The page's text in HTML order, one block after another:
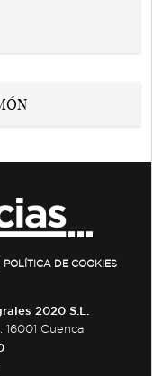
POLÍTICA DE COOKIES
2020 S.L.
16001 Cuenca